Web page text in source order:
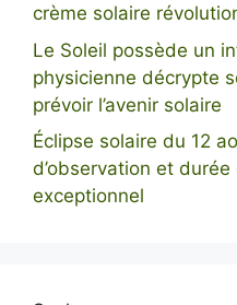
crème solaire
Le Soleil possède un
physicienne décrypte
prévoir l’avenir solaire
Éclipse solaire du 12
d’observation et
exceptionnel